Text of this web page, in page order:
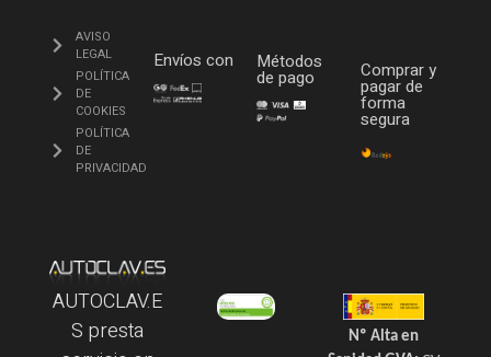
AVISO
LEGAL
POLÍTICA
DE
COOKIES
POLÍTICA
DE
PRIVACIDAD
Envíos con Métodos
de pago Comprar y
pagar de
forma
segura
AUTOCLAV.E
S presta
Nº Alta en